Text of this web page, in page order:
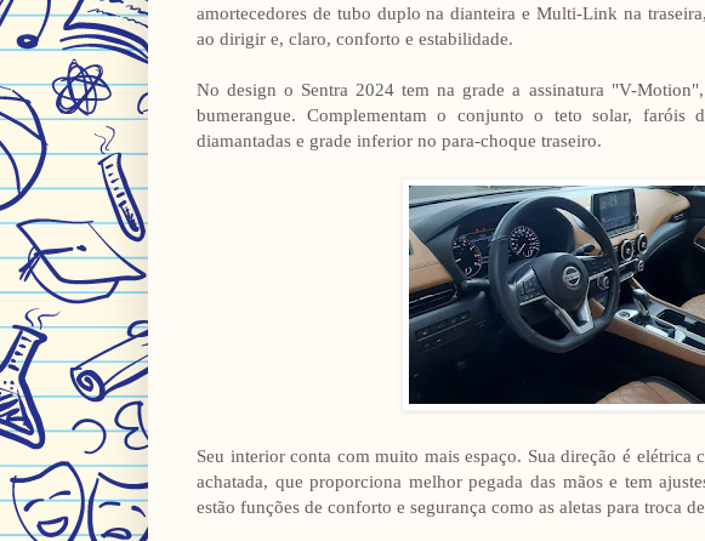
amortecedores de tubo duplo na dianteira e Multi-Link na
ao dirigir e, claro, conforto e estabilidade.
No design o Sentra 2024 tem na grade a assinatura "V-
bumerangue. Complementam o conjunto o teto solar,
diamantadas e grade inferior no para-choque traseiro.
Seu interior conta com muito mais espaço. Sua direção é
achatada, que proporciona melhor pegada das mãos e tem
estão funções de conforto e segurança como as aletas para troca